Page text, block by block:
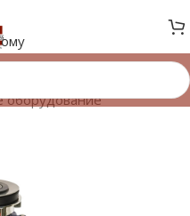
оборудование